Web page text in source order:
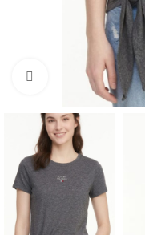
Click to enlarge